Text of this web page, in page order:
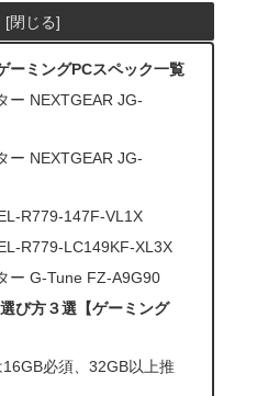
ーミングPCスペック一覧
ー NEXTGEAR JG-
ー NEXTGEAR JG-
R779-147F-VL1X
R779-LC149KF-XL3X
ー G-Tune FZ-A9G90
び方３選【ゲーミング
必須、32GB以上推